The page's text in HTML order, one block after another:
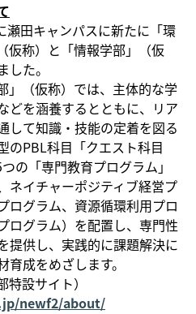
田キャンパスに新たに「環
仮称）と「情報学部」（仮
た。
」（仮称）では、主体的な学
どを涵養するとともに、リア
して知識・技能の定着を図る
のPBL科目「クエスト科目
の「専門教育プログラム」
ネイチャーポジティブ経営プ
ログラム、資源循環利用プロ
ログラム）を配置し、専門性
提供し、実践的に課題解決に
成をめざします。
特設サイト）
newf2/about/